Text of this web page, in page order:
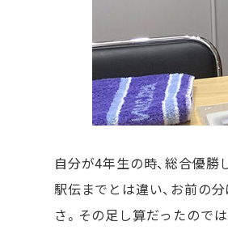
自分が4年生の時、総合優
駅伝までとは違い、お前の
さ。その足し算だったので